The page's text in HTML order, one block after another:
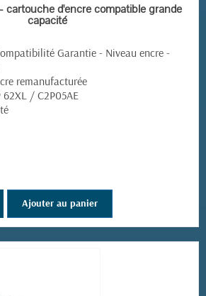
EN STOCK
cartouche d'encre compatible grande
capacité
Garantie - Niveau encre -
remanufacturée
/ C2P05AE
Ajouter au panier